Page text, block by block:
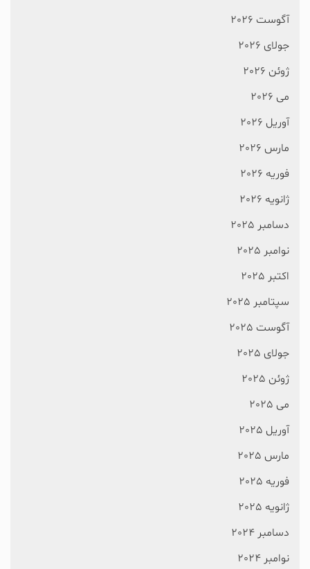
آگوست 2026
جولای 2026
ژوئن 2026
می 2026
آوریل 2026
مارس 2026
فوریه 2026
ژانویه 2026
دسامبر 2025
نوامبر 2025
اکتبر 2025
سپتامبر 2025
آگوست 2025
جولای 2025
ژوئن 2025
می 2025
آوریل 2025
مارس 2025
فوریه 2025
ژانویه 2025
دسامبر 2024
نوامبر 2024